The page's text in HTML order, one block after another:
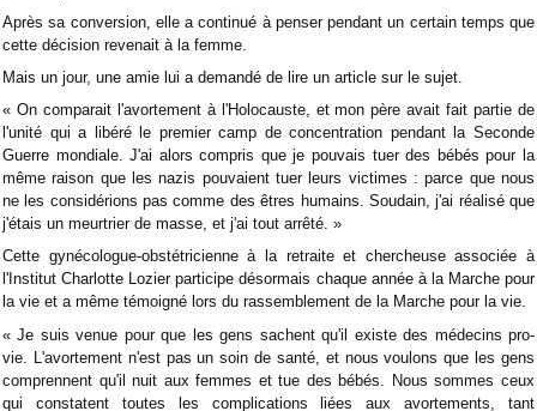
Après sa conversion, elle a continué à penser pendant un certain temps que
cette décision revenait à la femme.
Mais un jour, une amie lui a demandé de lire un article sur le sujet.
« On comparait l'avortement à l'Holocauste, et mon père avait fait partie de
l'unité qui a libéré le premier camp de concentration pendant la Seconde
Guerre mondiale. J'ai alors compris que je pouvais tuer des bébés pour la
même raison que les nazis pouvaient tuer leurs victimes : parce que nous
ne les considérions pas comme des êtres humains. Soudain, j'ai réalisé que
j'étais un meurtrier de masse, et j'ai tout arrêté. »
Cette gynécologue-obstétricienne à la retraite et chercheuse associée à
l'Institut Charlotte Lozier participe désormais chaque année à la Marche pour
la vie et a même témoigné lors du rassemblement de la Marche pour la vie.
« Je suis venue pour que les gens sachent qu'il existe des médecins pro-
vie. L'avortement n'est pas un soin de santé, et nous voulons que les gens
comprennent qu'il nuit aux femmes et tue des bébés. Nous sommes ceux
qui constatent toutes les complications liées aux avortements, tant